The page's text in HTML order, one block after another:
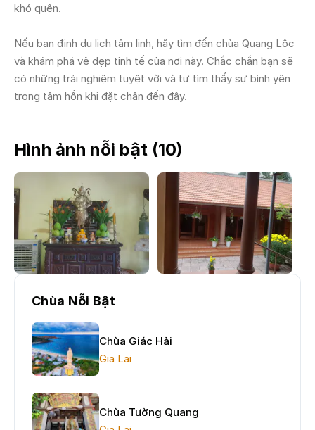
khó quên.
Nếu bạn định du lịch tâm linh, hãy tìm đến chùa Quang Lộc
và khám phá vẻ đẹp tinh tế của nơi này. Chắc chắn bạn sẽ
có những trải nghiệm tuyệt vời và tự tìm thấy sự bình yên
trong tâm hồn khi đặt chân đến đây.
Hình ảnh nỗi bật (10)
Chùa Nỗi Bật
Chùa Giác Hải
Gia Lai
Chùa Tường Quang